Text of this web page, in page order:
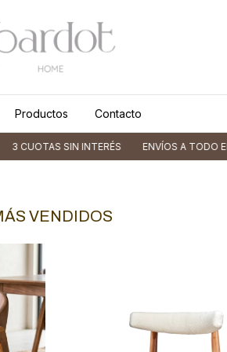
Productos Contacto
SIN INTERÉS ENVÍOS A TODO EL PAÍS
VENDIDOS